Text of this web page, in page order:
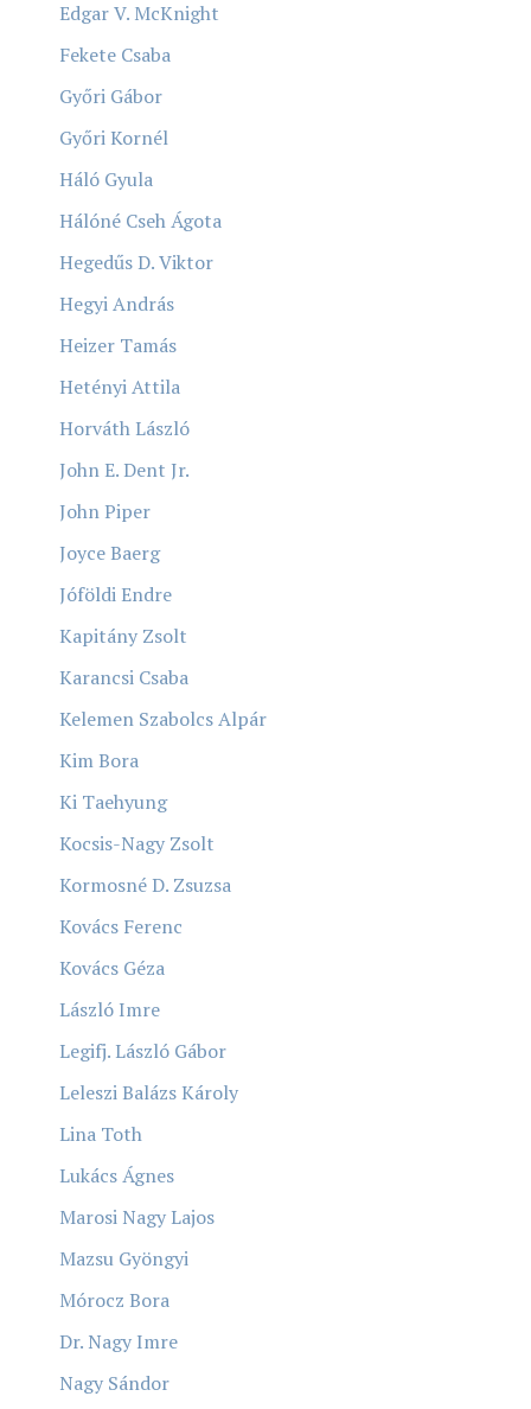
Edgar V. McKnight
Fekete Csaba
Győri Gábor
Győri Kornél
Háló Gyula
Hálóné Cseh Ágota
Hegedűs D. Viktor
Hegyi András
Heizer Tamás
Hetényi Attila
Horváth László
John E. Dent Jr.
John Piper
Joyce Baerg
Jóföldi Endre
Kapitány Zsolt
Karancsi Csaba
Kelemen Szabolcs Alpár
Kim Bora
Ki Taehyung
Kocsis-Nagy Zsolt
Kormosné D. Zsuzsa
Kovács Ferenc
Kovács Géza
László Imre
Legifj. László Gábor
Leleszi Balázs Károly
Lina Toth
Lukács Ágnes
Marosi Nagy Lajos
Mazsu Gyöngyi
Mórocz Bora
Dr. Nagy Imre
Nagy Sándor